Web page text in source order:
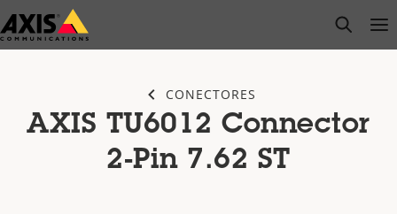
Saltar
al
open
CONECTORES
AXIS TU6012 Connector
2-Pin 7.62 ST